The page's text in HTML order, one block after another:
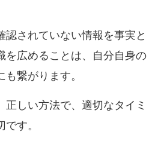
認されていない情報を事実と
を広めることは、自分自身の
繋がります。
正しい方法で、適切なタイミ
す。